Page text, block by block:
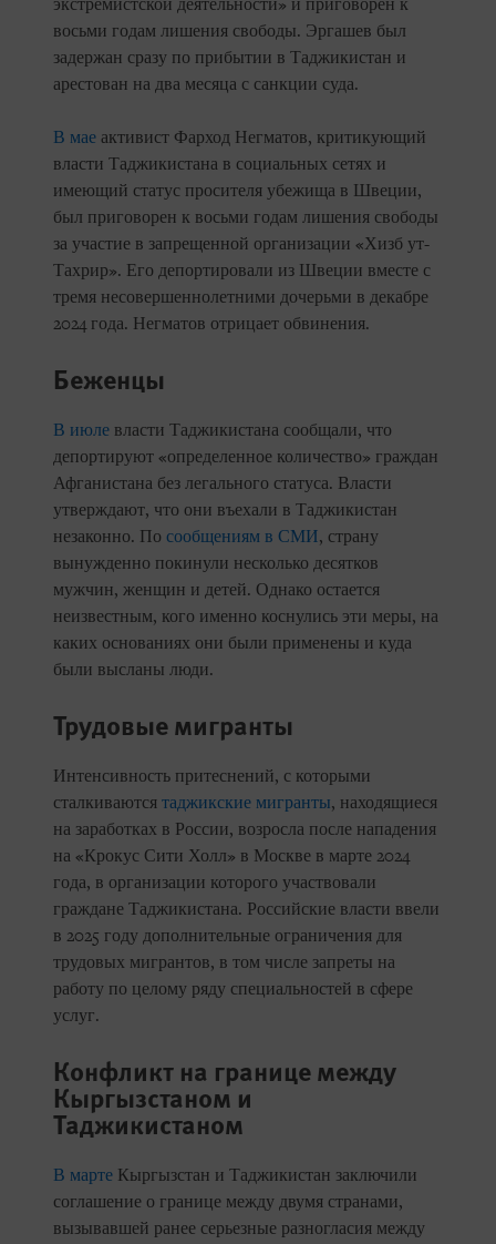
экстремистской деятельности» и приговорен к
восьми годам лишения свободы. Эргашев был
задержан сразу по прибытии в Таджикистан и
арестован на два месяца с санкции суда.
В мае активист Фарход Негматов, критикующий
власти Таджикистана в социальных сетях и
имеющий статус просителя убежища в Швеции,
был приговорен к восьми годам лишения свободы
за участие в запрещенной организации «Хизб ут-
Тахрир». Его депортировали из Швеции вместе с
тремя несовершеннолетними дочерьми в декабре
2024 года. Негматов отрицает обвинения.
Беженцы
В июле власти Таджикистана сообщали, что
депортируют «определенное количество» граждан
Афганистана без легального статуса. Власти
утверждают, что они въехали в Таджикистан
незаконно. По сообщениям в СМИ, страну
вынужденно покинули несколько десятков
мужчин, женщин и детей. Однако остается
неизвестным, кого именно коснулись эти меры, на
каких основаниях они были применены и куда
были высланы люди.
Трудовые мигранты
Интенсивность притеснений, с которыми
сталкиваются таджикские мигранты, находящиеся
на заработках в России, возросла после нападения
на «Крокус Сити Холл» в Москве в марте 2024
года, в организации которого участвовали
граждане Таджикистана. Российские власти ввели
в 2025 году дополнительные ограничения для
трудовых мигрантов, в том числе запреты на
работу по целому ряду специальностей в сфере
услуг.
Конфликт на границе между
Кыргызстаном и
Таджикистаном
В марте Кыргызстан и Таджикистан заключили
соглашение о границе между двумя странами,
вызывавшей ранее серьезные разногласия между